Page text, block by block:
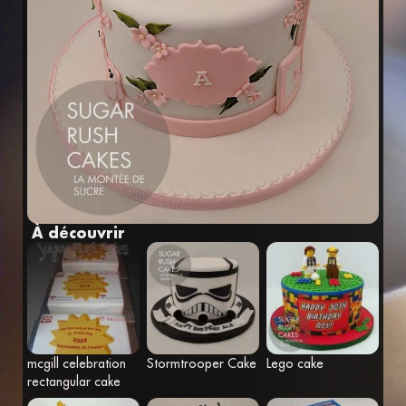
Fr Eng
À découvrir
mcgill celebration
rectangular cake
Stormtrooper Cake Lego cake